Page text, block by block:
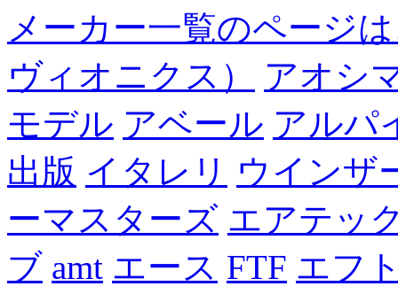
メーカー一覧のページ
ヴィオニクス）
アオシ
モデル アベール アルパ
出版 イタレリ ウインザ
ーマスターズ エアテッ
ブ amt エース FTF エフ